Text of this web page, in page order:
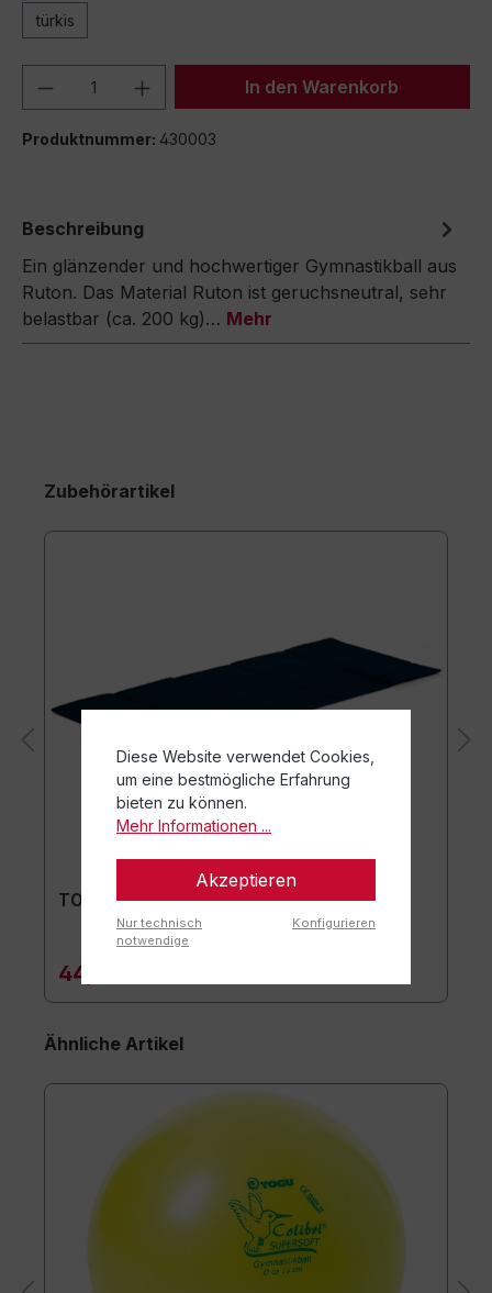
türkis
Produkt Anzahl: Gib denIn den Warenkorb
Produktnummer: 430003
Beschreibung
Ein glänzender und hochwertiger Gymnastikball aus
Ruton. Das Material Ruton ist geruchsneutral, sehr
belastbar (ca. 200 kg)… Mehr
Zubehörartikel
TOGU Premium Easy Matte
44,90 €*
Ähnliche Artikel
Diese Website verwendet Cookies,
um eine bestmögliche Erfahrung
bieten zu können.
Mehr Informationen ...
Akzeptieren
Nur technisch
notwendige
Konfigurieren